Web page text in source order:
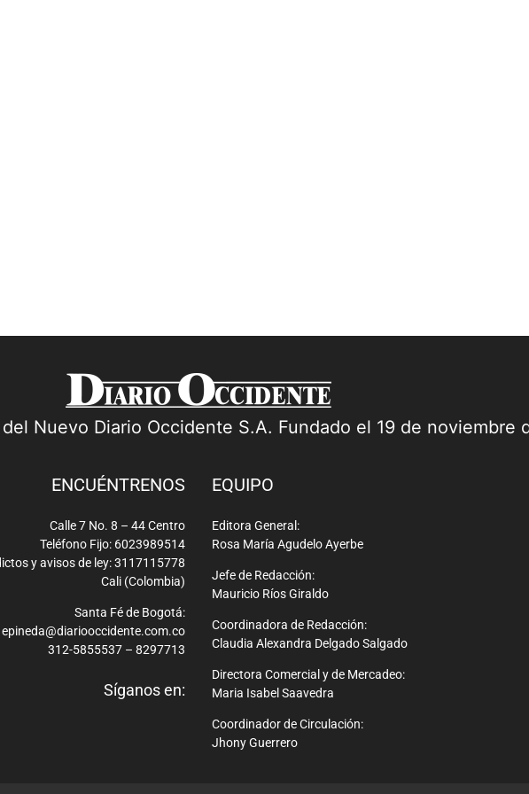
Nuevo Diario Occidente S.A. Fundado el 19 de noviembre
ENCUÉNTRENOS
Calle 7 No. 8 – 44 Centro
Teléfono Fijo: 6023989514
y avisos de ley: 3117115778
Cali (Colombia)
Santa Fé de Bogotá:
epineda@diariooccidente.com.co
312-5855537 – 8297713
Síganos en:
EQUIPO
Editora General:
Rosa María Agudelo Ayerbe
Jefe de Redacción:
Mauricio Ríos Giraldo
Coordinadora de Redacción:
Claudia Alexandra Delgado Salgado
Directora Comercial y de Mercadeo:
Maria Isabel Saavedra
Coordinador de Circulación:
Jhony Guerrero